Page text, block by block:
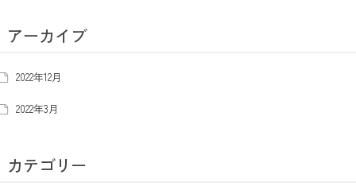
アーカイブ
2022年12月
2022年3月
カテゴリー